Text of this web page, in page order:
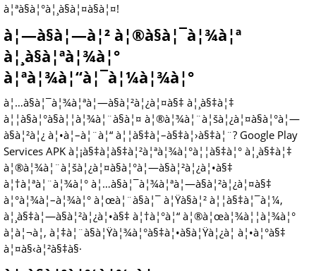
à¦ªà§à¦°à¦¸à§à¦¤à§à¦¤!
à¦—à§à¦—à¦² à¦®à§à¦¯à¦¾à¦ª
à¦¸à§à¦ªà¦¾à¦°
à¦ªà¦¾à¦“à¦¯à¦¼à¦¾à¦°
à¦…à§à¦¯à¦¾à¦ªà¦—à§à¦²à¦¿à¦¤à§‡ à¦¸à§‡à¦‡
à¦¦à§à¦°à§à¦¦à¦¾à¦¨à§à¦¤ à¦®à¦¾à¦¨à¦šà¦¿à¦¤à§à¦°à¦—
à§à¦²à¦¿ à¦•à¦–à¦¨à¦“ à¦¦à§‡à¦–à§‡à¦›à§‡à¦¨? Google Play
Services APK à¦¡à§‡à¦­à§‡à¦²à¦ªà¦¾à¦°à¦¦à§‡à¦° à¦¸à§‡à¦‡
à¦®à¦¾à¦¨à¦šà¦¿à¦¤à§à¦°à¦—à§à¦²à¦¿à¦•à§‡
à¦†à¦ªà¦¨à¦¾à¦° à¦…à§à¦¯à¦¾à¦ªà¦—à§à¦²à¦¿à¦¤à§‡
à¦°à¦¾à¦–à¦¾à¦° à¦œà¦¨à§à¦¯ à¦Ÿà§à¦² à¦¦à§‡à¦¯à¦¼,
à¦¸à§‡à¦—à§à¦²à¦¿à¦•à§‡ à¦†à¦°à¦“ à¦®à¦œà¦¾à¦¦à¦¾à¦°
à¦à¦¬à¦‚ à¦‡à¦¨à§à¦Ÿà¦¾à¦°à§‡à¦•à§à¦Ÿà¦¿à¦­ à¦•à¦°à§‡
à¦¤à§‹à¦²à§‡à§·